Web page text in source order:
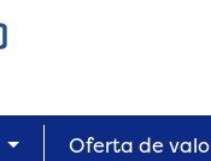
Oferta de